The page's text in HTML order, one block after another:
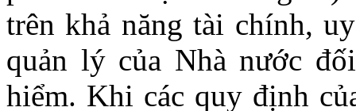
trên khả năng tài chính,
quản lý của Nhà nước
hiểm. Khi các quy định